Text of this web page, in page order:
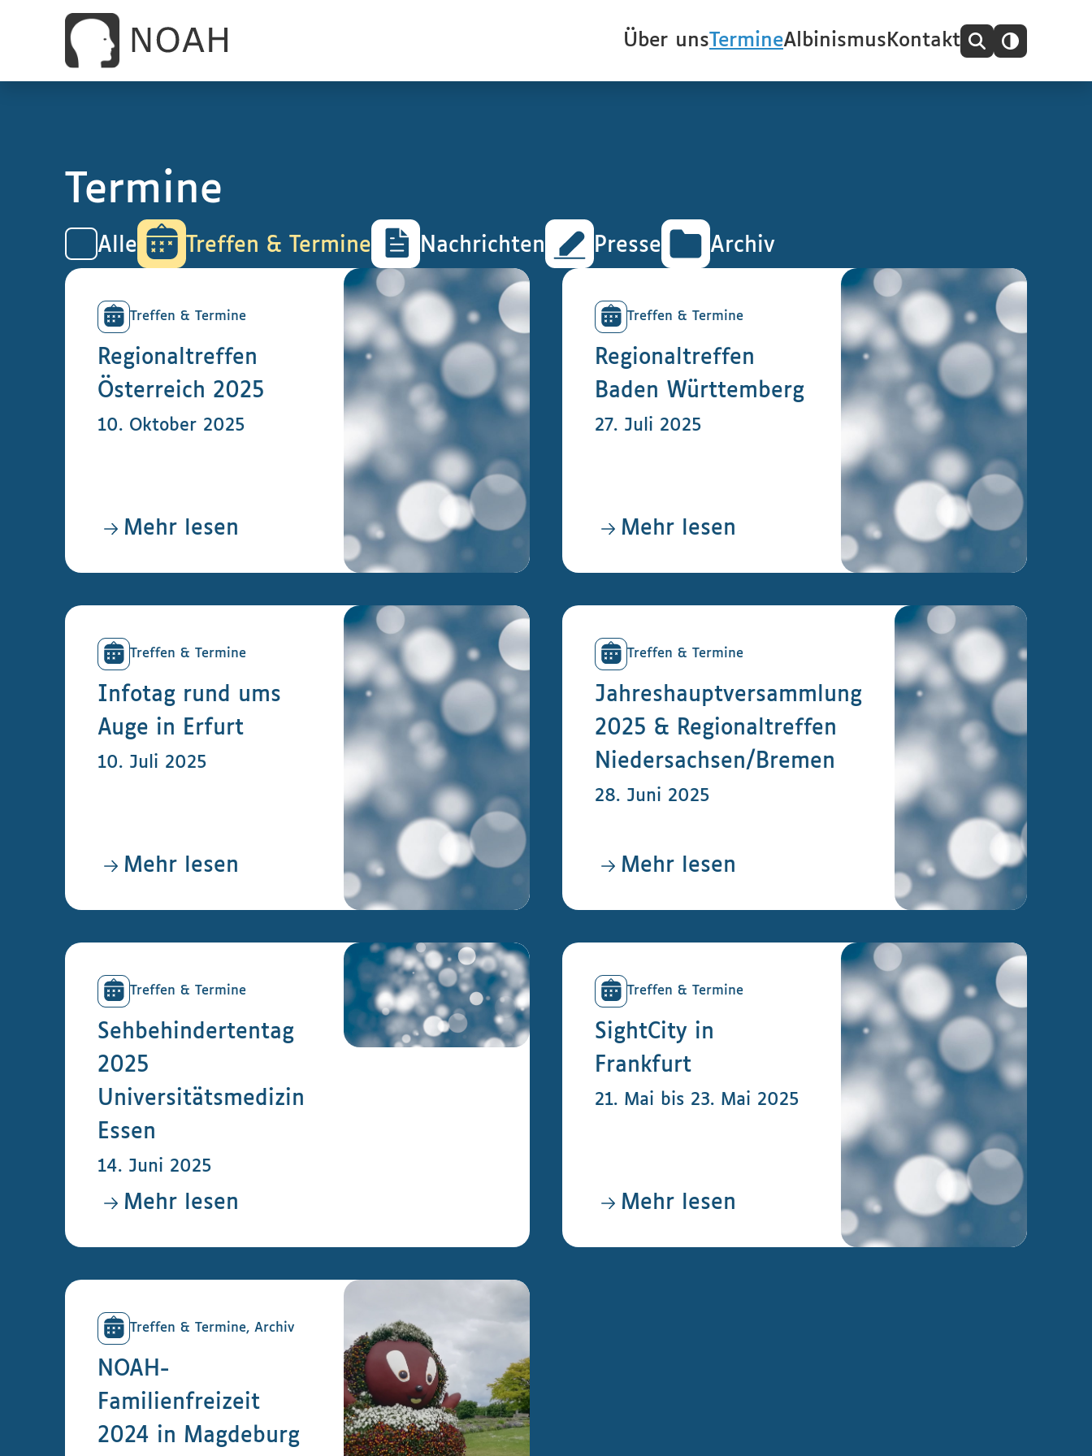
Über unsTermineAlbinismus Kontakt
Termine
Alle Treffen & Termine Nachrichten Presse Archiv
Treffen & Termine
Regionaltreffen
Österreich 2025
10. Oktober 2025
Mehr lesen
Treffen & Termine
Regionaltreffen
Baden Württemberg
27. Juli 2025
Mehr lesen
Treffen & Termine
Infotag rund ums
Auge in Erfurt
10. Juli 2025
Mehr lesen
Treffen & Termine
Jahreshauptversammlung
2025 & Regionaltreffen
Niedersachsen/Bremen
28. Juni 2025
Mehr lesen
Treffen & Termine
Sehbehindertentag
2025
Universitätsmedizin
Essen
14. Juni 2025
Mehr lesen
Treffen & Termine
SightCity in
Frankfurt
21. Mai bis 23. Mai 2025
Mehr lesen
Treffen & Termine, Archiv
NOAH-
Familienfreizeit
2024 in Magdeburg